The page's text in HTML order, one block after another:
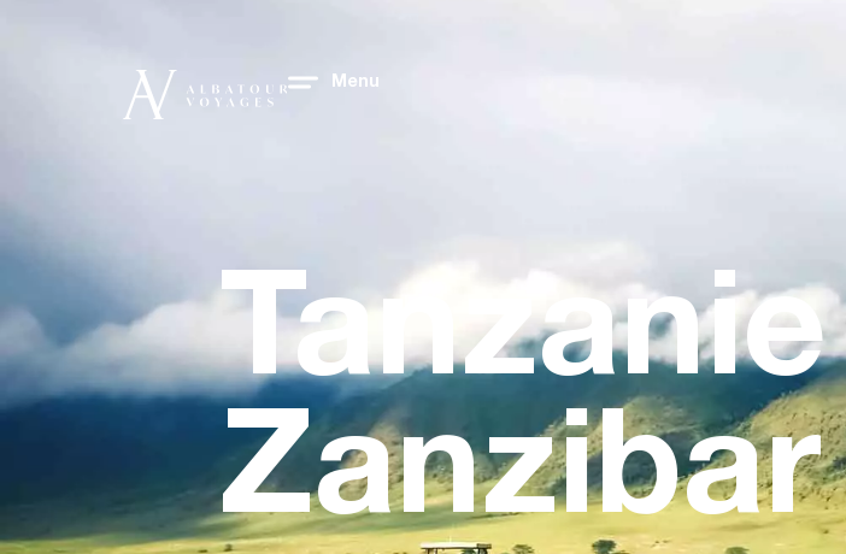
Menu
Tanzanie
Zanzibar